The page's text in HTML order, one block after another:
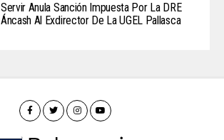
Servir Anula Sanción Impuesta Por La DRE
Áncash Al Exdirector De La UGEL Pallasca